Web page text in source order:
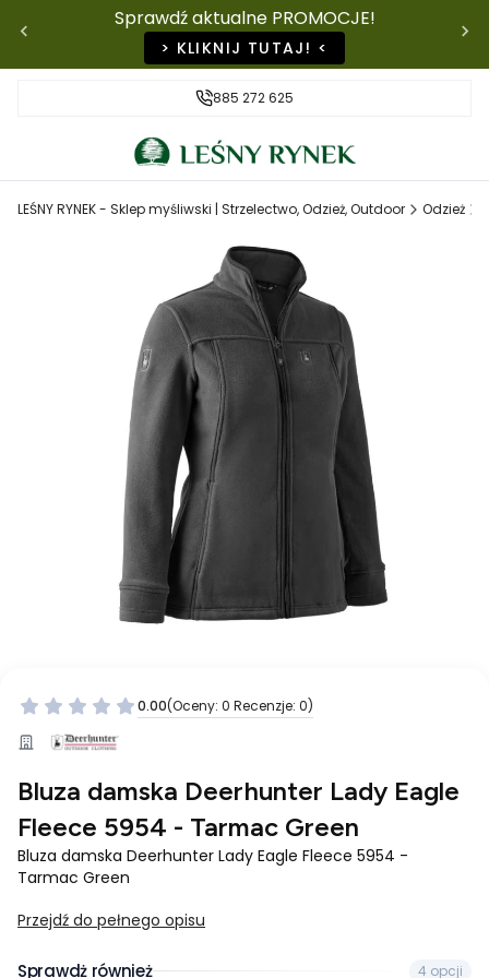
Sprawdź aktualne PROMOCJE!
> KLIKNIJ TUTAJ! <
885 272 625
LEŚNY RYNEK - Sklep myśliwski | Strzelectwo, Odzież, Outdoor Odzież
0.00(Oceny: 0 Recenzje: 0)
Przejdź do sekcji Opinie
Bluza damska Deerhunter Lady Eagle
Fleece 5954 - Tarmac Green
Bluza damska Deerhunter Lady Eagle Fleece 5954 -
Tarmac Green
Przejdź do pełnego opisu
Sprawdż również 4 opcji